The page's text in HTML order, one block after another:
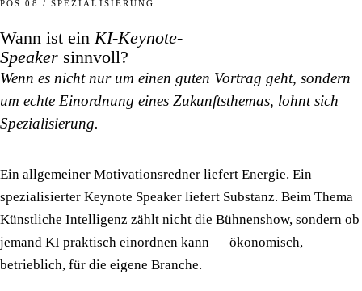
POS.08 / SPEZIALISIERUNG
Wann ist einKI-Keynote-
Speaker sinnvoll?
Wenn es nicht nur um einen guten Vortrag geht, sondern
um echte Einordnung eines Zukunftsthemas, lohnt sich
Spezialisierung.
Ein allgemeiner Motivationsredner liefert Energie. Ein
spezialisierter Keynote Speaker liefert Substanz. Beim Thema
Künstliche Intelligenz zählt nicht die Bühnenshow, sondern ob
jemand KI praktisch einordnen kann — ökonomisch,
betrieblich, für die eigene Branche.